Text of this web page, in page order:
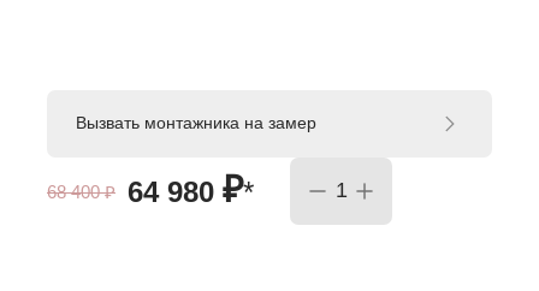
68 400₽ 64 980 ₽*
Вызвать монтажника на замер